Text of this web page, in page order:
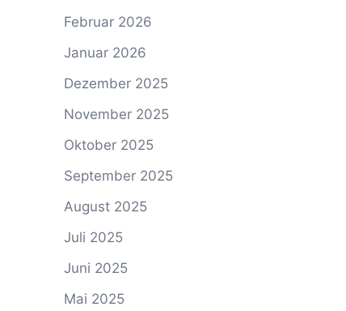
Februar 2026
Januar 2026
Dezember 2025
November 2025
Oktober 2025
September 2025
August 2025
Juli 2025
Juni 2025
Mai 2025